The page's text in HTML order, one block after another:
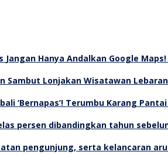
Jangan Hanya Andalkan Google
Sambut Lonjakan Wisatawan
‘Bernapas’! Terumbu Karang